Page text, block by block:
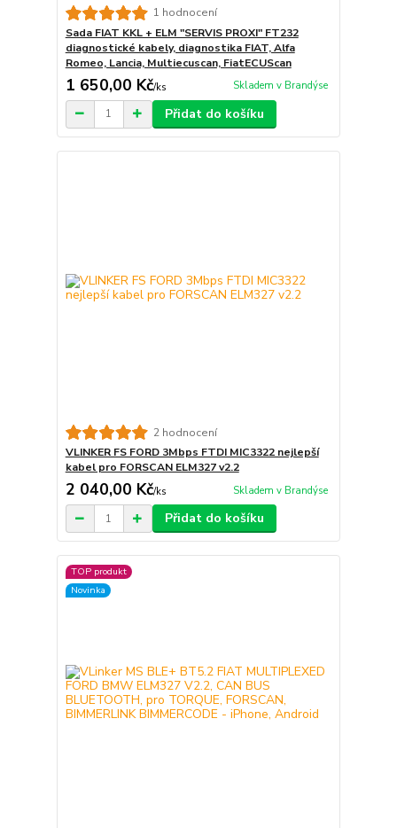
1 hodnocení
Sada FIAT KKL + ELM "SERVIS PROXI" FT232
diagnostické kabely, diagnostika FIAT, Alfa
Romeo, Lancia, Multiecuscan, FiatECUScan
1 650,00 Kč/ks Skladem v Brandýse
Přidat do košíku
2 hodnocení
VLINKER FS FORD 3Mbps FTDI MIC3322 nejlepší
kabel pro FORSCAN ELM327 v2.2
2 040,00 Kč/ks Skladem v Brandýse
Přidat do košíku
TOP produkt
Novinka